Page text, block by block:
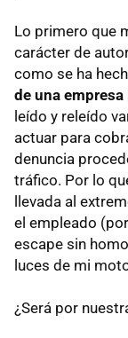
Lo primero que
carácter de
como se ha
de una
leído y releído
actuar para
denuncia
tráfico. Por lo
llevada al
el empleado
escape sin
luces de mi
¿Será por